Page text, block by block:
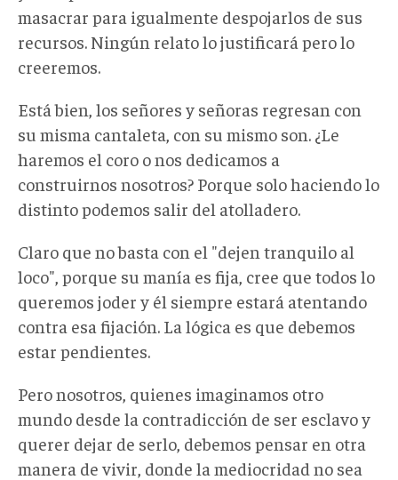
masacrar para igualmente despojarlos de sus
recursos. Ningún relato lo justificará pero lo
creeremos.
Está bien, los señores y señoras regresan con
su misma cantaleta, con su mismo son. ¿Le
haremos el coro o nos dedicamos a
construirnos nosotros? Porque solo haciendo lo
distinto podemos salir del atolladero.
Claro que no basta con el "dejen tranquilo al
loco", porque su manía es fija, cree que todos lo
queremos joder y él siempre estará atentando
contra esa fijación. La lógica es que debemos
estar pendientes.
Pero nosotros, quienes imaginamos otro
mundo desde la contradicción de ser esclavo y
querer dejar de serlo, debemos pensar en otra
manera de vivir, donde la mediocridad no sea